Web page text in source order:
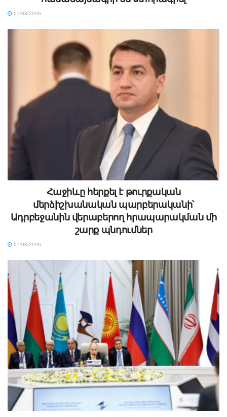
07/08/2026
Հաջիևը հերքել է թուրքական
մերձիշխանական պարբերականի՝
Ադրբեջանին վերաբերող հրապարակման մի
շարք պնդումներ
07/08/2026